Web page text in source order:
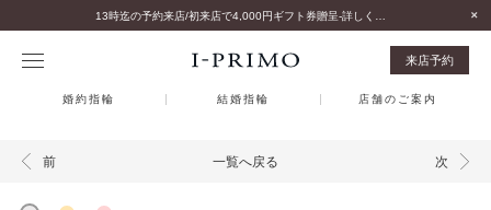
来店予約
婚約指輪 結婚指輪 店舗のご案内
前 一覧へ戻る 次